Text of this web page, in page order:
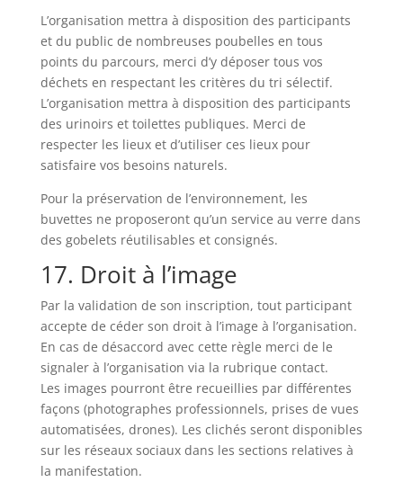
L’organisation mettra à disposition des participants
et du public de nombreuses poubelles en tous
points du parcours, merci d’y déposer tous vos
déchets en respectant les critères du tri sélectif.
L’organisation mettra à disposition des participants
des urinoirs et toilettes publiques. Merci de
respecter les lieux et d’utiliser ces lieux pour
satisfaire vos besoins naturels.
Pour la préservation de l’environnement, les
buvettes ne proposeront qu’un service au verre dans
des gobelets réutilisables et consignés.
17. Droit à l’image
Par la validation de son inscription, tout participant
accepte de céder son droit à l’image à l’organisation.
En cas de désaccord avec cette règle merci de le
signaler à l’organisation via la rubrique contact.
Les images pourront être recueillies par différentes
façons (photographes professionnels, prises de vues
automatisées, drones). Les clichés seront disponibles
sur les réseaux sociaux dans les sections relatives à
la manifestation.